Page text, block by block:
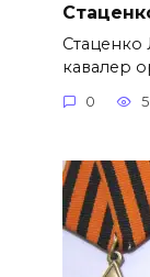
кавалер
0